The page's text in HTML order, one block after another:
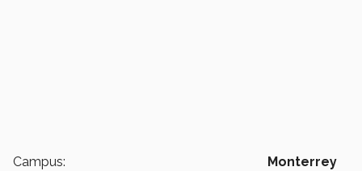
Campus: Monterrey